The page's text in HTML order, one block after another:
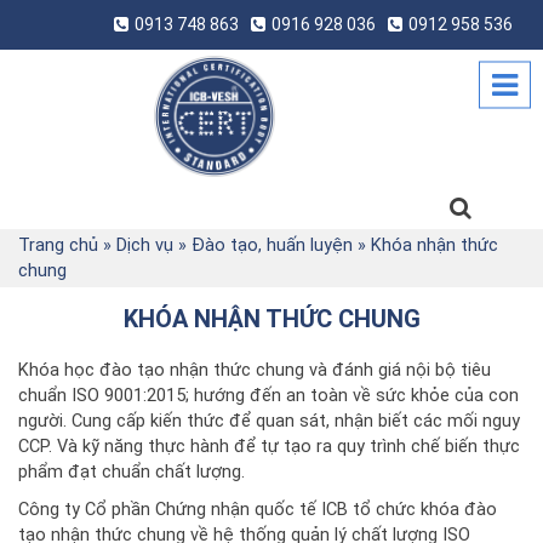
0913 748 863 0916 928 036 0912 958 536
Trang chủ » Dịch vụ » Đào tạo, huấn luyện » Khóa nhận thức
chung
KHÓA NHẬN THỨC CHUNG
Khóa học đào tạo nhận thức chung và đánh giá nội bộ tiêu
chuẩn ISO 9001:2015; hướng đến an toàn về sức khỏe của con
người. Cung cấp kiến thức để quan sát, nhận biết các mối nguy
CCP. Và kỹ năng thực hành để tự tạo ra quy trình chế biến thực
phẩm đạt chuẩn chất lượng.
Công ty Cổ phần Chứng nhận quốc tế ICB tổ chức khóa đào
tạo nhận thức chung về hệ thống quản lý chất lượng ISO